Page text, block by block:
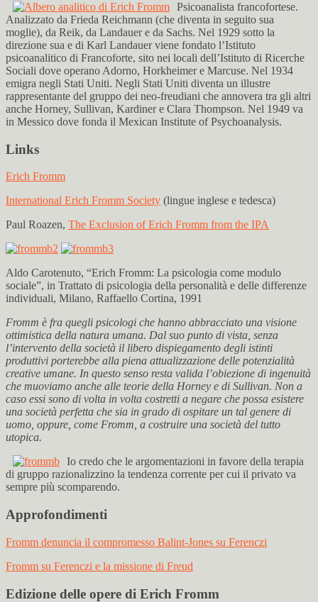
Psicoanalista francofortese.
Analizzato da Frieda Reichmann (che diventa in seguito sua
moglie), da Reik, da Landauer e da Sachs. Nel 1929 sotto la
direzione sua e di Karl Landauer viene fondato l’Istituto
psicoanalitico di Francoforte, sito nei locali dell’Istituto di Ricerche
Sociali dove operano Adorno, Horkheimer e Marcuse. Nel 1934
emigra negli Stati Uniti. Negli Stati Uniti diventa un illustre
rappresentante del gruppo dei neo-freudiani che annovera tra gli altri
anche Horney, Sullivan, Kardiner e Clara Thompson. Nel 1949 va
in Messico dove fonda il Mexican Institute of Psychoanalysis.
Links
Erich Fromm
International Erich Fromm Society (lingue inglese e tedesca)
Paul Roazen, The Exclusion of Erich Fromm from the IPA
Aldo Carotenuto, “Erich Fromm: La psicologia come modulo
sociale”, in Trattato di psicologia della personalità e delle differenze
individuali, Milano, Raffaello Cortina, 1991
Fromm è fra quegli psicologi che hanno abbracciato una visione
ottimistica della natura umana. Dal suo punto di vista, senza
l’intervento della società il libero dispiegamento degli istinti
produttivi porterebbe alla piena attualizzazione delle potenzialità
creative umane. In questo senso resta valida l’obiezione di ingenuità
che muoviamo anche alle teorie della Horney e di Sullivan. Non a
caso essi sono di volta in volta costretti a negare che possa esistere
una società perfetta che sia in grado di ospitare un tal genere di
uomo, oppure, come Fromm, a costruire una società del tutto
utopica.
Io credo che le argomentazioni in favore della terapia
di gruppo razionalizzino la tendenza corrente per cui il privato va
sempre più scomparendo.
Approfondimenti
Fromm denuncia il compromesso Balint-Jones su Ferenczi
Fromm su Ferenczi e la missione di Freud
Edizione delle opere di Erich Fromm